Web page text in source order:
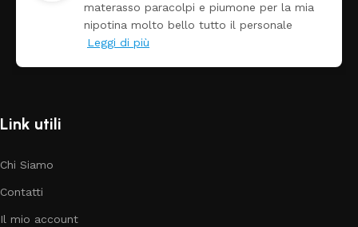
Prezzo ottimi rispetto la
Link utili
Chi Siamo
Contatti
Il mio account